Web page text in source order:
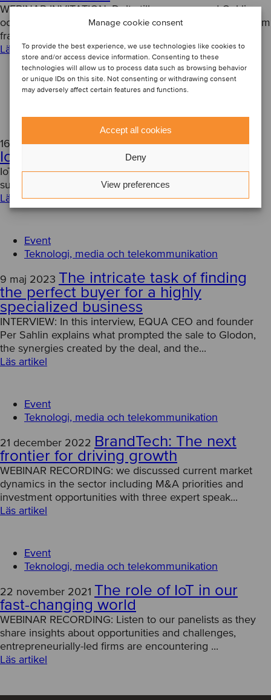
Manage cookie consent
To provide the best experience, we use technologies like cookies to
store and/or access device information. Consenting to these
technologies will allow us to process data such as browsing behavior
or unique IDs on this site. Not consenting or withdrawing consent
may adversely affect certain features and functions.
Accept all cookies
Deny
View preferences
WEBINAR INVITATION: Delta tillsammans med Oaklins
och en panel av framstående experter i en diskussion om
framtiden för SaaS-plattformar inom fordo...
Läs artikel
AI
Teknologi, media och telekommunikation
16 maj 2023 The transformative power of
IoT for a sustainable future
IoT WEBINAR – The transformative power of IoT for a
sustainable future
Läs artikel
Event
Teknologi, media och telekommunikation
9 maj 2023 The intricate task of finding
the perfect buyer for a highly
specialized business
INTERVIEW: In this interview, EQUA CEO and founder
Per Sahlin explains what prompted the sale to Glodon,
the synergies created by the deal, and the...
Läs artikel
Event
Teknologi, media och telekommunikation
21 december 2022 BrandTech: The next
frontier for driving growth
WEBINAR RECORDING: we discussed current market
dynamics in the sector including M&A priorities and
investment opportunities with three expert speak...
Läs artikel
Event
Teknologi, media och telekommunikation
22 november 2021 The role of IoT in our
fast-changing world
WEBINAR RECORDING: Listen to our panelists as they
share insights about opportunities and challenges,
entrepreneurially-led firms are encountering ...
Läs artikel